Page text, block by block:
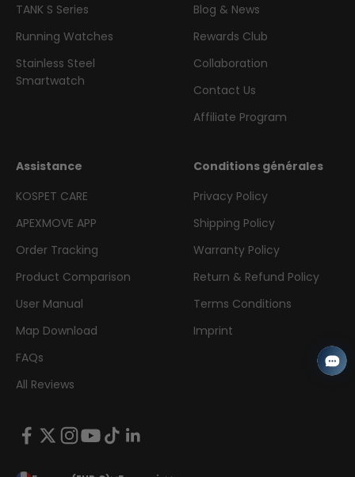
TANK S Series
Running Watches
Stainless Steel
Smartwatch
Blog & News
Rewards Club
Collaboration
Contact Us
Affiliate Program
Assistance
KOSPET CARE
APEXMOVE APP
Order Tracking
Product Comparison
User Manual
Map Download
FAQs
All Reviews
Conditions générales
Privacy Policy
Shipping Policy
Warranty Policy
Return & Refund Policy
Terms Conditions
Imprint